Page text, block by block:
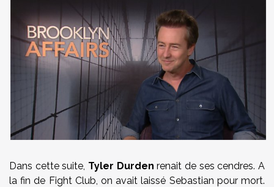
Dans cette suite, Tyler Durden renait de ses cendres. A
la fin de Fight Club, on avait laissé Sebastian pour mort.